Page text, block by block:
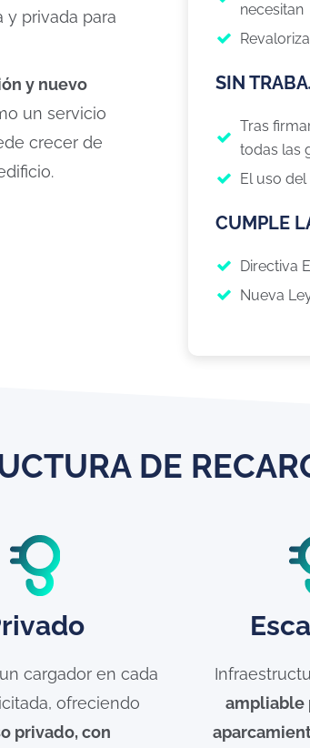
privada para
y nuevo
un servicio
crecer de
necesitan
SIN
Tras
todas las
El uso
CUMPLE
Directiva
Nueva
DE
cargador en cada
ofreciendo
privado, con
ampliable